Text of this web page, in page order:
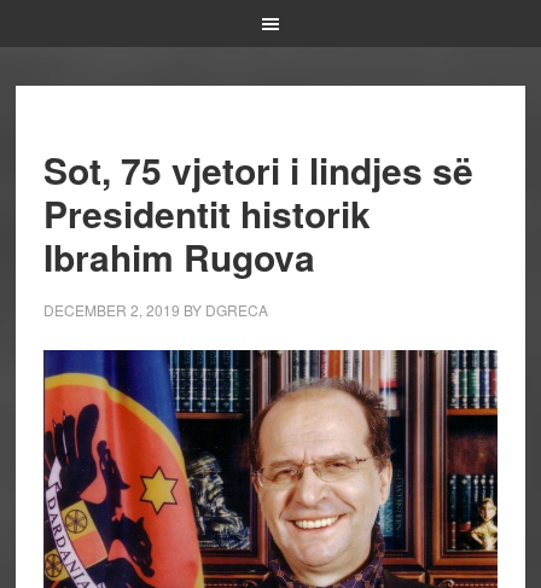
Sot, 75 vjetori i lindjes së
Presidentit historik
Ibrahim Rugova
DECEMBER 2, 2019 BY DGRECA